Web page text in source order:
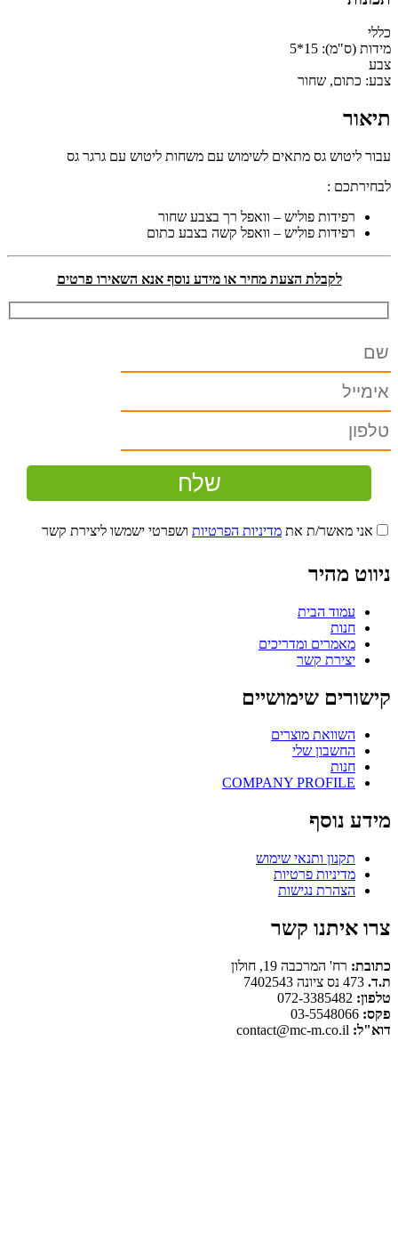
כללי
מידות (ס"מ): 15*5
צבע
צבע: כתום, שחור
תיאור
עבור ליטוש גס מתאים לשימוש עם משחות ליטוש עם גרגר גס
לבחירתכם :
רפידות פוליש – וואפל רך בצבע שחור
רפידות פוליש – וואפל קשה בצבע כתום
לקבלת הצעת מחיר או מידע נוסף אנא השאירו פרטים
אני מאשר/ת את מדיניות הפרטיות ושפרטי ישמשו ליצירת קשר
ניווט מהיר
עמוד הבית
חנות
מאמרים ומדריכים
יצירת קשר
קישורים שימושיים
השוואת מוצרים
החשבון שלי
חנות
COMPANY PROFILE
מידע נוסף
תקנון ותנאי שימוש
מדיניות פרטיות
הצהרת נגישות
צרו איתנו קשר
כתובת: רח' המרכבה 19, חולון
ת.ד.
טלפון:
פקס:
דוא"ל: